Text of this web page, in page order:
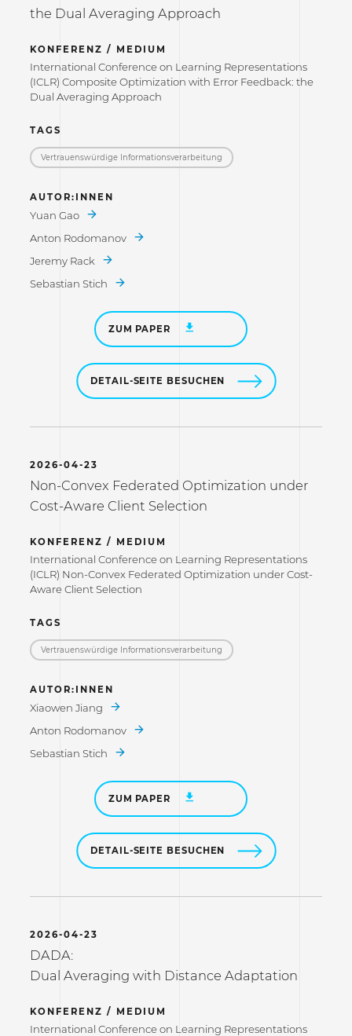
the Dual Averaging Approach
KONFERENZ / MEDIUM
International Conference on Learning Representations
(ICLR) Composite Optimization with Error Feedback: the
Dual Averaging Approach
TAGS
Vertrauenswürdige Informations­verarbeitung
AUTOR:INNEN
Yuan Gao
Anton Rodomanov
Jeremy Rack
Sebastian Stich
ZUM PAPER
DETAIL-SEITE BESUCHEN
2026-04-23
Non-Convex Federated Optimization under
Cost-Aware Client Selection
KONFERENZ / MEDIUM
International Conference on Learning Representations
(ICLR) Non-Convex Federated Optimization under Cost-
Aware Client Selection
TAGS
Vertrauenswürdige Informations­verarbeitung
AUTOR:INNEN
Xiaowen Jiang
Anton Rodomanov
Sebastian Stich
ZUM PAPER
DETAIL-SEITE BESUCHEN
2026-04-23
DADA:
Dual Averaging with Distance Adaptation
KONFERENZ / MEDIUM
International Conference on Learning Representations